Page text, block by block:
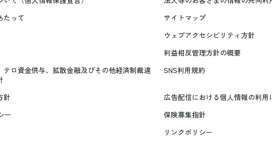
たって
サイトマップ
ウェブアクセシビリティ方針
利益相反管理方針の概要
テロ資金供与、拡散金融及びその他経済制裁違
SNS利用規約
針
広告配信における個人情報の利用
ー
保険募集指針
リンクポリシー